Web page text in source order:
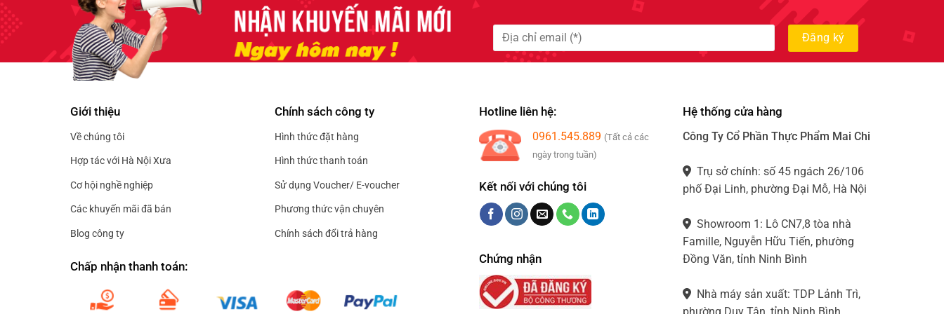
Giới thiệu
Về chúng tôi
Hợp tác với Hà Nội Xưa
Cơ hội nghề nghiệp
Các khuyến mãi đã bán
Blog công ty
Chính sách công ty
Hình thức đặt hàng
Hình thức thanh toán
Sử dụng Voucher/ E-voucher
Phương thức vận chuyên
Chính sách đổi trả hàng
Chấp nhận thanh toán:
Hotline liên hệ:
0961.545.889 (Tất cả các
ngày trong tuần)
Kết nối với chúng tôi
Chứng nhận
Hệ thống cửa hàng
Công Ty Cổ Phần Thực Phẩm Mai Chi
Trụ sở chính: số 45 ngách 26/106
phố Đại Linh, phường Đại Mỗ, Hà Nội
Showroom 1: Lô CN7,8 tòa nhà
Famille, Nguyễn Hữu Tiến, phường
Đồng Văn, tỉnh Ninh Bình
Nhà máy sản xuất: TDP Lảnh Trì,
phường Duy Tân, tỉnh Ninh Bình